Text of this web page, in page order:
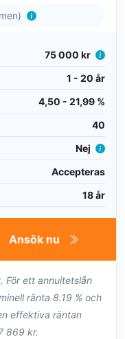
75 000 kr
1 - 20 år
4,50 - 21,99 %
40
Nej
Accepteras
18 år
Ansök nu
För ett annuitetslån
ränta 8.19 % och
effektiva räntan
869 kr.